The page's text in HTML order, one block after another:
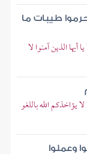
طيبات ما
الذين آمنوا لا
يؤاخذكم الله باللغو
وعملوا